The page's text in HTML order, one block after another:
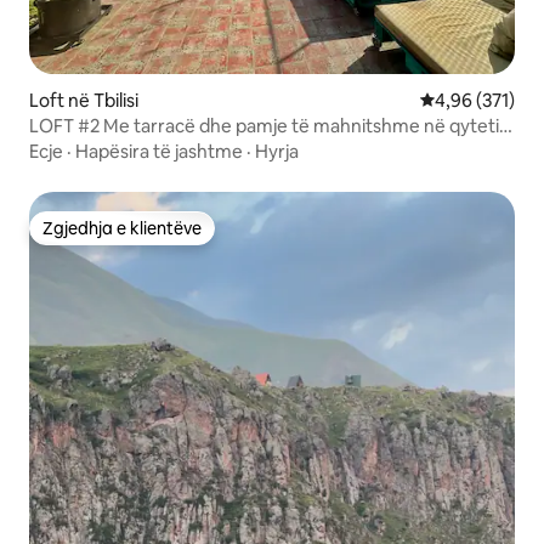
Loft në Tbilisi Vlerësimi
4,96 (371)
LOFT #2 Me tarracë dhe pamje të mahnitshme në qytetin
e vjetër
Ecje · Hapësira të jashtme · Hyrja
Zgjedhja e klientëve
Zgjedhja e klientëve